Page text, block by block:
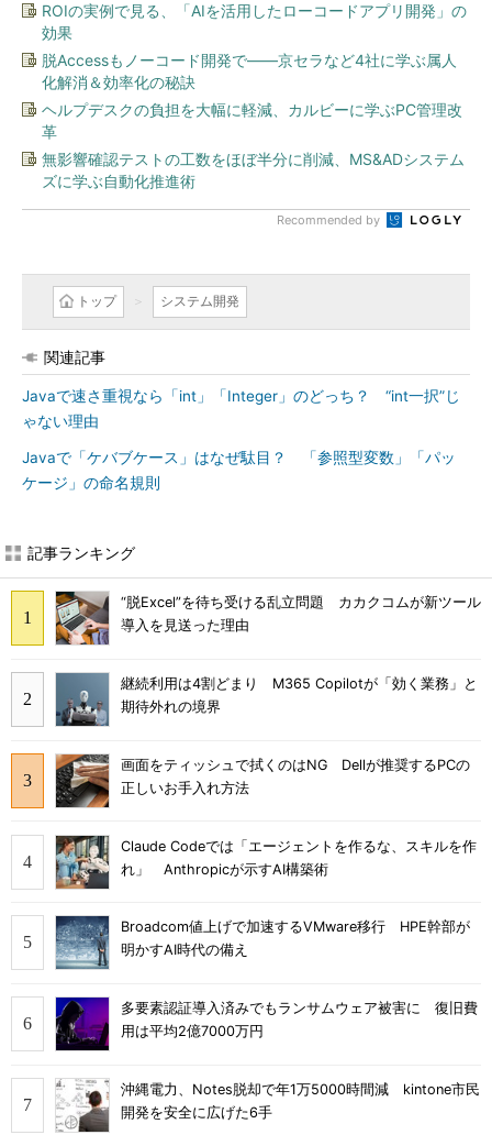
ROIの実例で見る、「AIを活用したローコードアプリ開発」の
効果
脱Accessもノーコード開発で――京セラなど4社に学ぶ属人
化解消＆効率化の秘訣
ヘルプデスクの負担を大幅に軽減、カルビーに学ぶPC管理改
革
無影響確認テストの工数をほぼ半分に削減、MS&ADシステム
ズに学ぶ自動化推進術
Recommended by
トップ システム開発
関連記事
Javaで速さ重視なら「int」「Integer」のどっち？ “int一択”じ
ゃない理由
Javaで「ケバブケース」はなぜ駄目？ 「参照型変数」「パッ
ケージ」の命名規則
記事ランキング
“脱Excel”を待ち受ける乱立問題 カカクコムが新ツール
導入を見送った理由
継続利用は4割どまり M365 Copilotが「効く業務」と
期待外れの境界
画面をティッシュで拭くのはNG Dellが推奨するPCの
正しいお手入れ方法
Claude Codeでは「エージェントを作るな、スキルを作
れ」 Anthropicが示すAI構築術
Broadcom値上げで加速するVMware移行 HPE幹部が
明かすAI時代の備え
多要素認証導入済みでもランサムウェア被害に 復旧費
用は平均2億7000万円
沖縄電力、Notes脱却で年1万5000時間減 kintone市民
開発を安全に広げた6手